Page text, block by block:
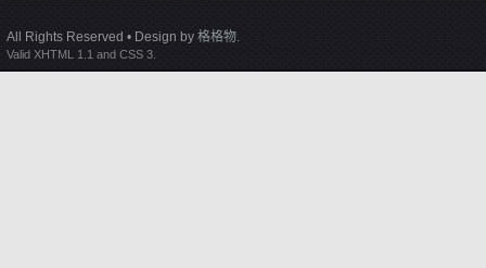
All Rights Reserved • Design by 格格物.
Valid XHTML 1.1 and CSS 3.